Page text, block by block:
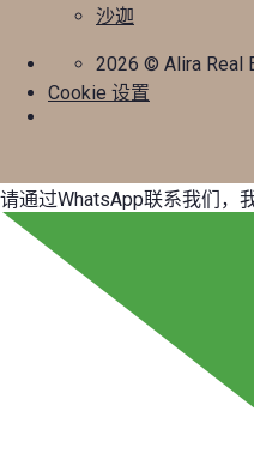
沙迦
2026 © Alira Real
Cookie 设置
请通过WhatsApp联系我们，